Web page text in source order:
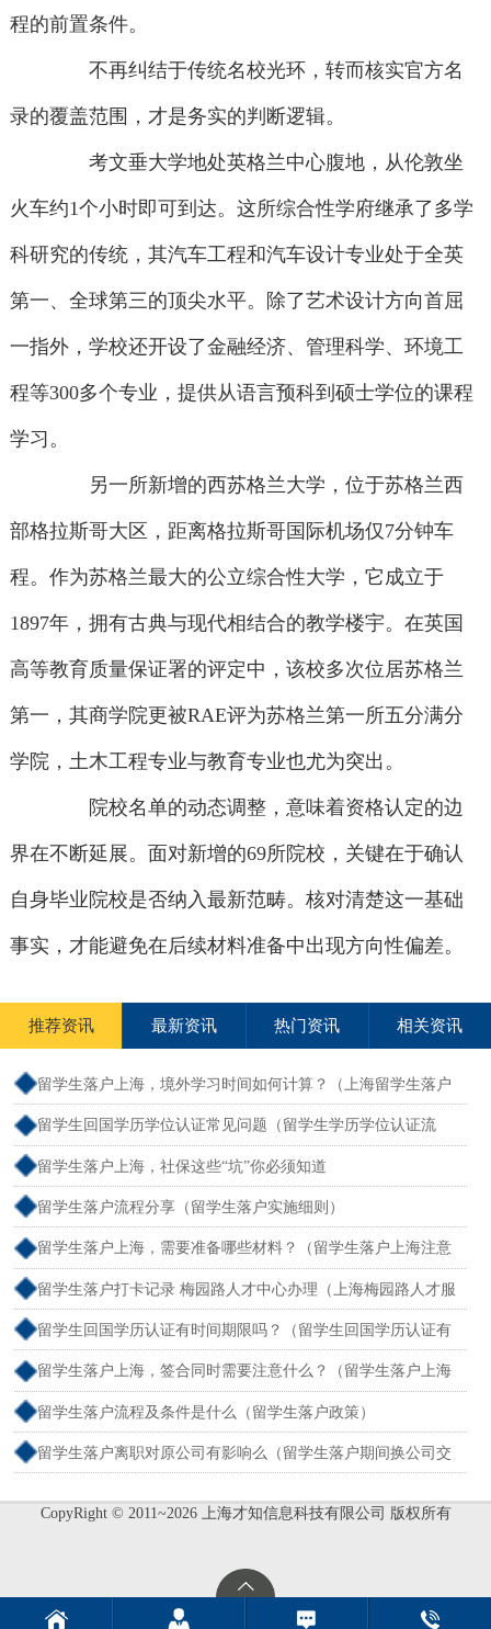
程的前置条件。
不再纠结于传统名校光环，转而核实官方名
录的覆盖范围，才是务实的判断逻辑。
考文垂大学地处英格兰中心腹地，从伦敦坐
火车约1个小时即可到达。这所综合性学府继承了多学
科研究的传统，其汽车工程和汽车设计专业处于全英
第一、全球第三的顶尖水平。除了艺术设计方向首屈
一指外，学校还开设了金融经济、管理科学、环境工
程等300多个专业，提供从语言预科到硕士学位的课程
学习。
另一所新增的西苏格兰大学，位于苏格兰西
部格拉斯哥大区，距离格拉斯哥国际机场仅7分钟车
程。作为苏格兰最大的公立综合性大学，它成立于
1897年，拥有古典与现代相结合的教学楼宇。在英国
高等教育质量保证署的评定中，该校多次位居苏格兰
第一，其商学院更被RAE评为苏格兰第一所五分满分
学院，土木工程专业与教育专业也尤为突出。
院校名单的动态调整，意味着资格认定的边
界在不断延展。面对新增的69所院校，关键在于确认
自身毕业院校是否纳入最新范畴。核对清楚这一基础
事实，才能避免在后续材料准备中出现方向性偏差。
推荐资讯 最新资讯 热门资讯 相关资讯
留学生落户上海，境外学习时间如何计算？（上海留学生落户
境外留学满一年）
留学生回国学历学位认证常见问题（留学生学历学位认证流
程）
留学生落户上海，社保这些“坑”你必须知道
留学生落户流程分享（留学生落户实施细则）
留学生落户上海，需要准备哪些材料？（留学生落户上海注意
事项）
留学生落户打卡记录 梅园路人才中心办理（上海梅园路人才服
务中心电话）
留学生回国学历认证有时间期限吗？（留学生回国学历认证有
时间限制吗）
留学生落户上海，签合同时需要注意什么？（留学生落户上海
有什么好处）
留学生落户流程及条件是什么（留学生落户政策）
留学生落户离职对原公司有影响么（留学生落户期间换公司交
CopyRight © 2011~2026 上海才知信息科技有限公司 版权所有